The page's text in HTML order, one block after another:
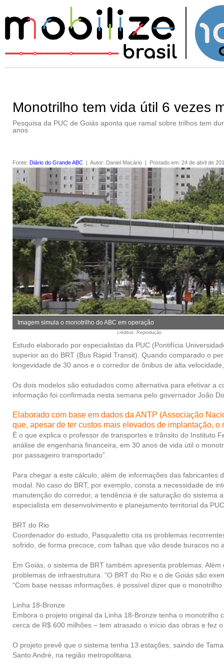
Monotrilho tem vida útil 6 vezes
Pesquisa da PUC de Goiás aponta que ramal sobre trilhos tem
anos
Fonte: Diário do Grande ABC | Autor: Daniel Macário | Postado em: 24 de abril de
Imagem simula o monotrilho do ABC em operação
créditos: Reprodução
Estudo elaborado por especialistas da PUC (Pontifícia
superior ao do BRT (Bus Rapid Transit). Quando comparado o
longevidade de 30 anos e o corredor de ônibus de alta
Os dois modelos são estudados como alternativa para efetivar a
informação foi confirmada nesta semana pelo governador João
Elaborado com base em dados da ANTP (Associação
que, apesar de ter custos mais elevados de implantação,
É o que explica o professor de transportes e trânsito do Instituto
análise de engenharia financeira, em 30 anos de vida útil o
por passageiro transportado”.
Para chegar a este cálculo, além de informações das
modal. No caso do BRT, por exemplo, consta a necessidade de
manutenção do corredor, a tendência é de saturação do sistema
especialista em desenvolvimento e planejamento territorial da
BRT do Rio
Coordenador do estudo, Pasqualetto cita os problemas
sofrido, de forma precoce, com falhas que vão desde buracos
Em Goiás, o sistema de BRT também apresenta problemas.
problemas de infraestrutura. “O BRT do Rio e o de Goiás são
“Com base nessas informações, é possível dizer que o
Linha 18-Bronze
Embora o projeto original da Linha 18-Bronze tenha o
cerca de R$ 600 milhões – tem atrasado o início das obras e fez
O projeto prevê que o sistema tenha 13 estações, saindo de
Santo André, na região metropolitana.